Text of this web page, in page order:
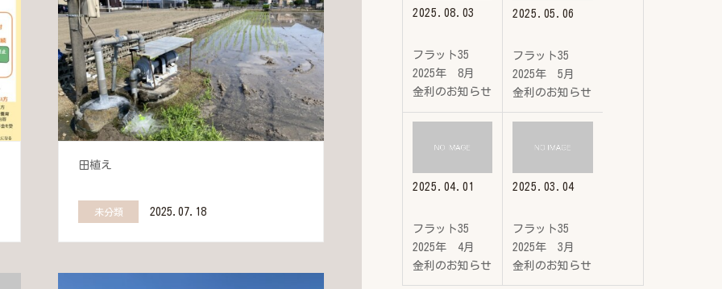
田植え
未分類 2025.07.18
2025.08.03
フラット35
2025年 8月
金利のお知らせ
2025.05.06
フラット35
2025年 5月
金利のお知らせ
2025.04.01
フラット35
2025年 4月
金利のお知らせ
2025.03.04
フラット35
2025年 3月
金利のお知らせ